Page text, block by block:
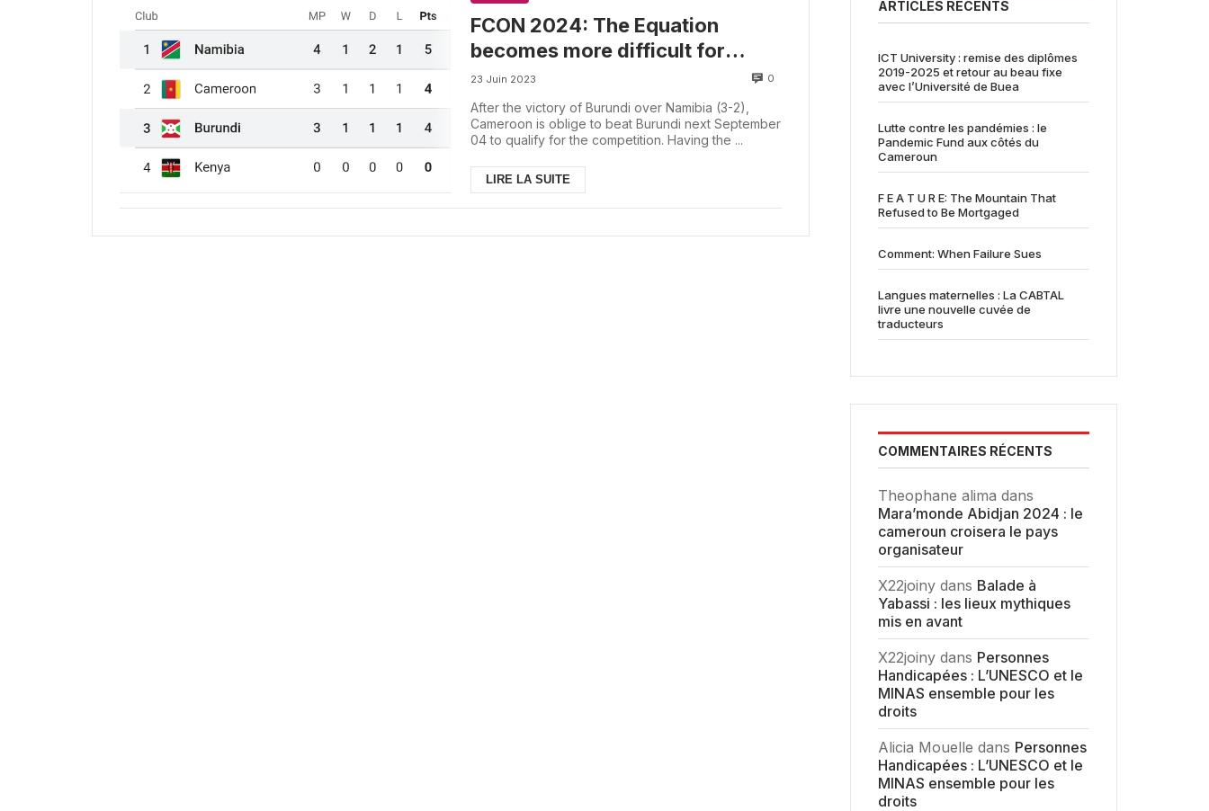
FCON 2024: The Equation
becomes more difficult for
Indomitable Lions in Group C
23 Juin 2023 0
After the victory of Burundi over Namibia (3-2),
Cameroon is oblige to beat Burundi next September
04 to qualify for the competition. Having the ...
LIRE LA SUITE
ARTICLES RÉCENTS
ICT University : remise des diplômes
2019-2025 et retour au beau fixe
avec l’Université de Buea
Lutte contre les pandémies : le
Pandemic Fund aux côtés du
Cameroun
F E A T U R E: The Mountain That
Refused to Be Mortgaged
Comment: When Failure Sues
Langues maternelles : La CABTAL
livre une nouvelle cuvée de
traducteurs
COMMENTAIRES RÉCENTS
Theophane alima dans
Mara’monde Abidjan 2024 : le
cameroun croisera le pays
organisateur
X22joiny dans Balade à
Yabassi : les lieux mythiques
mis en avant
X22joiny dans Personnes
Handicapées : L’UNESCO et le
MINAS ensemble pour les
droits
Alicia Mouelle dans Personnes
Handicapées : L’UNESCO et le
MINAS ensemble pour les
droits